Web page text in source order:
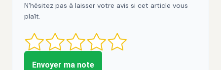
N'hésitez pas à laisser votre avis si cet article vous
plaît.
Envoyer ma note